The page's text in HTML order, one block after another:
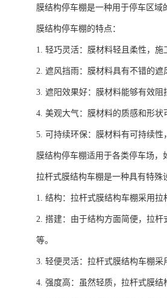
膜结构停车棚是一种用于停车区域
膜结构停车棚的特点：
1. 轻巧灵活：膜材料轻且柔性，施
2. 遮风挡雨：膜材料具有不错的遮
3. 遮阳效果好：膜材料能够有效阻
4. 美观大气：膜材料的质感和形状
5. 可持续环保：膜材料有可持续性
膜结构停车棚适用于各类停车场，
拉杆式膜结构车棚是一种具有特殊
1. 结构：拉杆式膜结构车棚采用
2. 搭建：由于结构方面简便，拉
等。
3. 轻便灵活：拉杆式膜结构车棚采
4. 强度高：虽然轻质，拉杆式膜结